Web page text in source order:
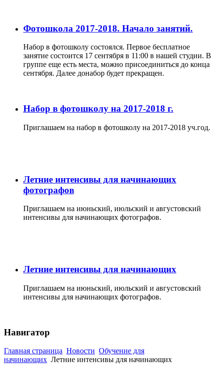
Фотошкола 2017-2018. Начало занятий.
Набор в фотошколу состоялся. Первое бесплатное
занятие состоится 17 сентября в 11:00 в нашей студии. В
группе еще есть места, можно присоединиться до конца
сентября. Далее донабор будет прекращен.
Набор в фотошколу на 2017-2018 г.
Приглашаем на набор в фотошколу на 2017-2018 уч.год.
Летние интенсивы для начинающих
фотографов
Приглашаем на июньский, июльский и августовский
интенсивы для начинающих фотографов.
Летние интенсивы для начинающих
Приглашаем на июньский, июльский и августовский
интенсивы для начинающих фотографов.
Навигатор
Главная страница Новости Обучение для
начинающих Летние интенсивы для начинающих